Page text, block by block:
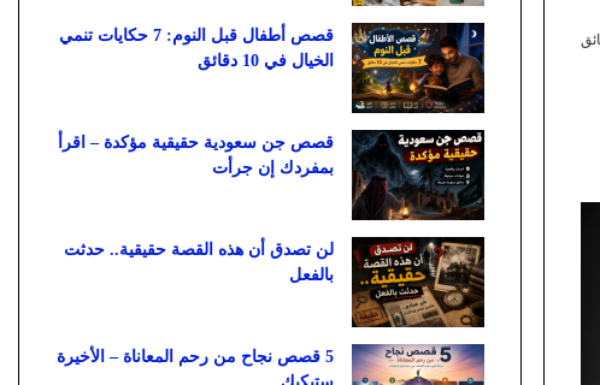
قصص أطفال قبل النوم: 7 حكايات تنمي
الخيال في 10 دقائق
قصص جن سعودية حقيقية مؤكدة – اقرأ
بمفردك إن جرأت
لن تصدق أن هذه القصة حقيقية.. حدثت
بالفعل
5 قصص نجاح من رحم المعاناة – الأخيرة